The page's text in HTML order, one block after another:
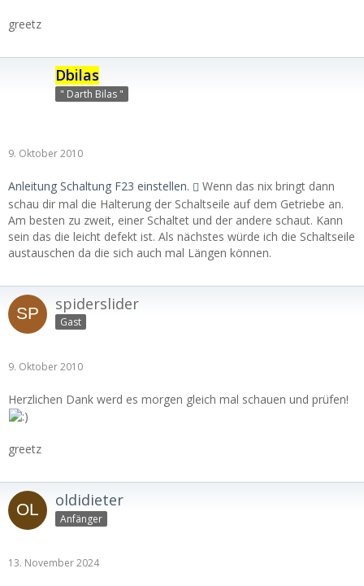
greetz
Dbilas
" Darth Bilas "
9. Oktober 2010
Anleitung Schaltung F23 einstellen.
Wenn das nix bringt dann
schau dir mal die Halterung der Schaltseile auf dem Getriebe an.
Am besten zu zweit, einer Schaltet und der andere schaut. Kann
sein das die leicht defekt ist. Als nächstes würde ich die Schaltseile
austauschen da die sich auch mal Längen können.
spiderslider
Gast
9. Oktober 2010
Herzlichen Dank werd es morgen gleich mal schauen und prüfen!
greetz
oldidieter
Anfänger
13. November 2024